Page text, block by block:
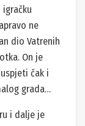
ne
dio Vatrenih
On je
čak i
grada…
i dalje je